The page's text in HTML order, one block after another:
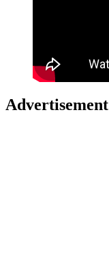
Advertisement